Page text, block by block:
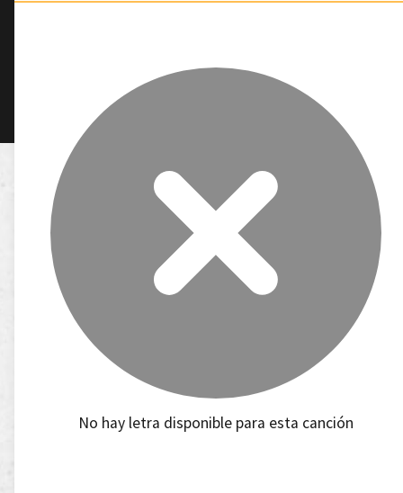
No hay letra disponible para esta canción